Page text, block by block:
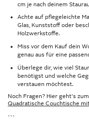
cm je nach deinem
Achte auf pflegeleichte
Glas, Kunststoff oder
Holzwerkstoffe.
Miss vor dem Kauf dein
genau aus für eine
Überlege dir, wie viel
benötigst und welche
verstauen möchtest.
Noch Fragen? Hier geht's zum
Quadratische Couchtische
```